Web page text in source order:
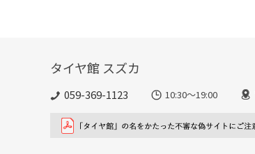
タイヤ館 スズカ
059-369-1123 10:30～19:00